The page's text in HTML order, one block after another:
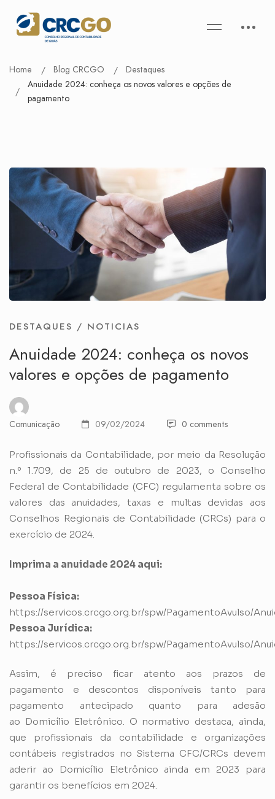
Home Blog CRCGO
Destaques
Anuidade 2024: conheça os novos valores e opções de
pagamento
DESTAQUES / NOTICIAS
Anuidade 2024: conheça os novos
valores e opções de pagamento
Comunicação 09/02/2024 0 comments
Profissionais da Contabilidade, por meio da Resolução
n.º 1.709, de 25 de outubro de 2023, o Conselho
Federal de Contabilidade (CFC) regulamenta sobre os
valores das anuidades, taxas e multas devidas aos
Conselhos Regionais de Contabilidade (CRCs) para o
exercício de 2024.
Imprima a anuidade 2024 aqui:
Pessoa Física:
https://servicos.crcgo.org.br/spw/PagamentoAvulso/
Pessoa Jurídica:
https://servicos.crcgo.org.br/spw/PagamentoAvulso/
Assim, é preciso ficar atento aos prazos de
pagamento e descontos disponíveis tanto para
pagamento antecipado quanto para adesão
ao Domicílio Eletrônico. O normativo destaca, ainda,
que profissionais da contabilidade e organizações
contábeis registrados no Sistema CFC/CRCs devem
aderir ao Domicílio Eletrônico ainda em 2023 para
garantir os benefícios em 2024.